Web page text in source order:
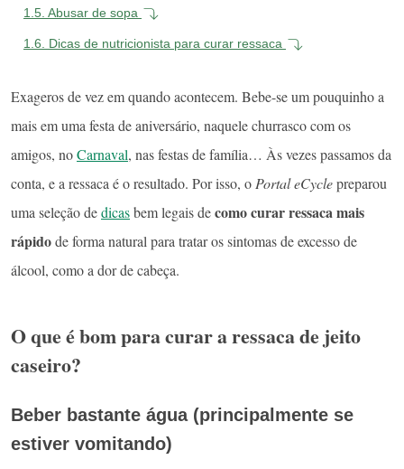
1.5. Abusar de sopa
1.6. Dicas de nutricionista para curar ressaca
Exageros de vez em quando acontecem. Bebe-se um pouquinho a
mais em uma festa de aniversário, naquele churrasco com os
amigos, noCarnaval, nas festas de família… Às vezes passamos da
conta, e a ressaca é o resultado. Por isso, oPortal eCyclepreparou
uma seleção dedicasbem legais decomo curar ressaca mais
rápidode forma natural para tratar os sintomas de excesso de
álcool, como a dor de cabeça.
O que é bom para curar a ressaca de jeito
caseiro?
Beber bastante água (principalmente se
estiver vomitando)